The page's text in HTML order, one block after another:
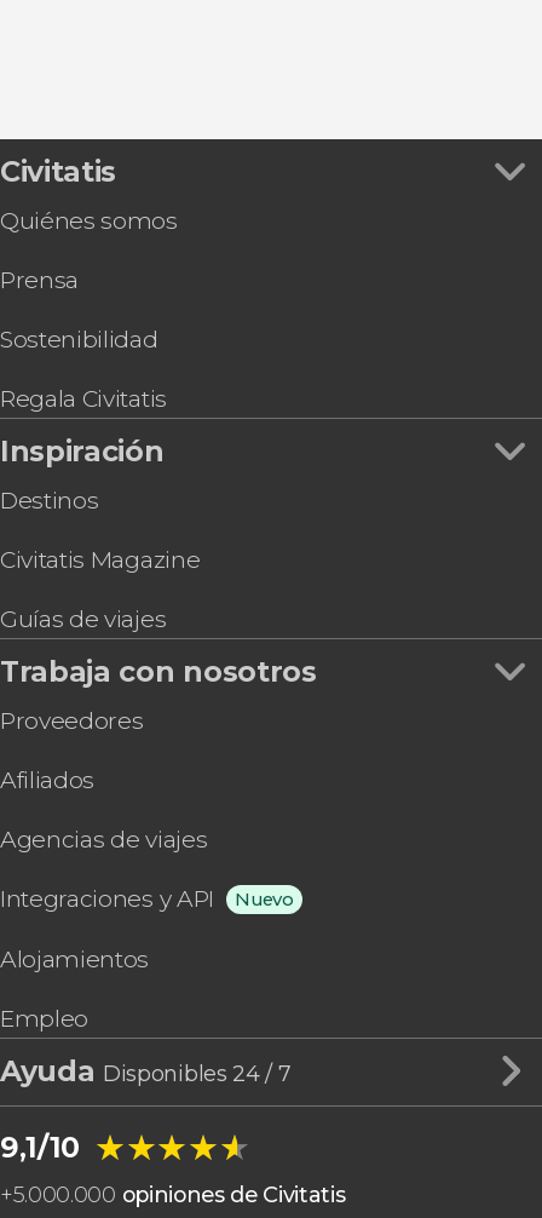
Civitatis
Quiénes somos
Prensa
Sostenibilidad
Regala Civitatis
Inspiración
Destinos
Civitatis Magazine
Guías de viajes
Trabaja con nosotros
Proveedores
Afiliados
Agencias de viajes
Integraciones y API Nuevo
Alojamientos
Empleo
Ayuda Disponibles 24 / 7
9,1/10 ★★★★★
★★★★★
+5.000.000 opiniones de Civitatis